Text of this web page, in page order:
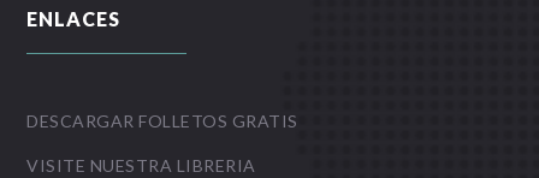
ENLACES
DESCARGAR FOLLETOS GRATIS
VISITE NUESTRA LIBRERIA